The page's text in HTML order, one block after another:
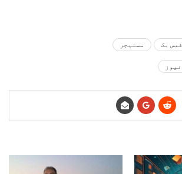
فیس بک مسنیجر